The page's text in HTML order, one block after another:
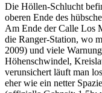
Die Höllen-Schlucht
oberen Ende des
Am Ende der Calle Los
die Ranger-Station, wo
2009) und viele
Höhenschwindel,
verunsichert läuft man
eher wie ein netter